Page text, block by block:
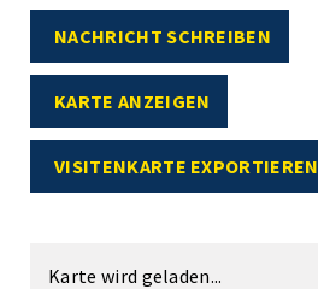
NACHRICHT SCHREIBEN
KARTE ANZEIGEN
VISITENKARTE EXPORTIEREN
Karte wird geladen...